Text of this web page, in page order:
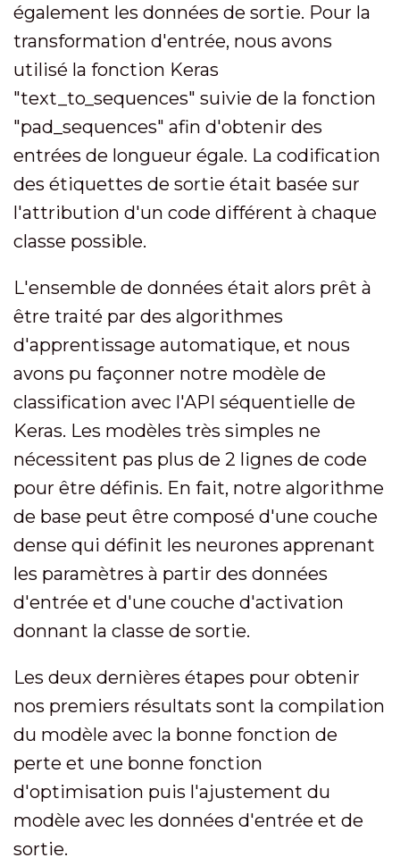
également les données de sortie. Pour la
transformation d'entrée, nous avons
utilisé la fonction Keras
"text_to_sequences" suivie de la fonction
"pad_sequences" afin d'obtenir des
entrées de longueur égale. La codification
des étiquettes de sortie était basée sur
l'attribution d'un code différent à chaque
classe possible.
L'ensemble de données était alors prêt à
être traité par des algorithmes
d'apprentissage automatique, et nous
avons pu façonner notre modèle de
classification avec l'API séquentielle de
Keras. Les modèles très simples ne
nécessitent pas plus de 2 lignes de code
pour être définis. En fait, notre algorithme
de base peut être composé d'une couche
dense qui définit les neurones apprenant
les paramètres à partir des données
d'entrée et d'une couche d'activation
donnant la classe de sortie.
Les deux dernières étapes pour obtenir
nos premiers résultats sont la compilation
du modèle avec la bonne fonction de
perte et une bonne fonction
d'optimisation puis l'ajustement du
modèle avec les données d'entrée et de
sortie.